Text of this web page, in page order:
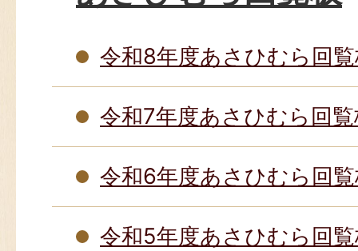
令和8年度あさひむら回
令和7年度あさひむら回
令和6年度あさひむら回
令和5年度あさひむら回